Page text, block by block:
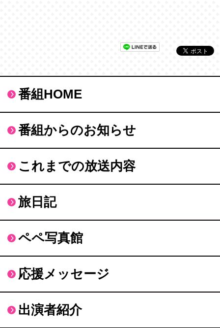
番組HOME
番組からのお知らせ
これまでの放送内容
旅日記
ペペ写真館
応援メッセージ
出演者紹介